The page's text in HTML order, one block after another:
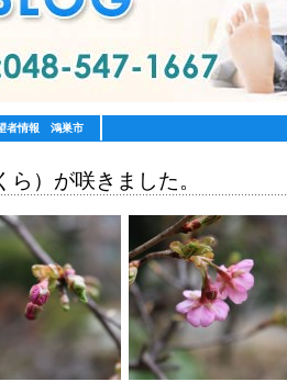
者情報 鴻巣市
）が咲きました。